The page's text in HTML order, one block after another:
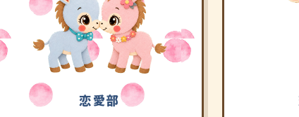
恋愛部